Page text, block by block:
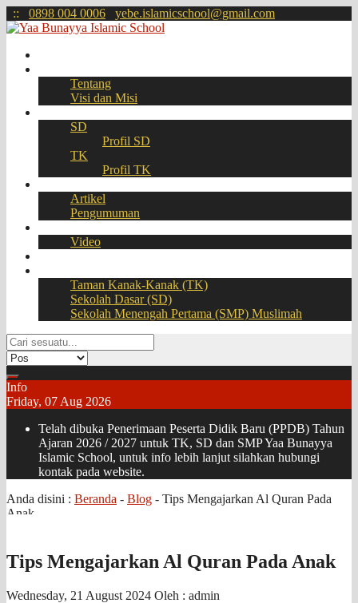
:: 0898 004 0006 yebe.islamicschool@gmail.com
Tentang
Visi dan Misi
SD
Profil SD
TK
Profil TK
Artikel
Pengumuman
Video
Taman Kanak-Kanak (TK)
Sekolah Dasar (SD)
Sekolah Menengah Pertama (SMP) Muslimah
Info
Friday, 07 Aug 2026
Telah dibuka Penerimaan Peserta Didik Baru (PPDB) Tahun
Ajaran 2026 / 2027 untuk TK, SD dan SMP Yaa Bunayya
Islamic School, untuk info lebih lanjut silahkan hubungi
kontak pada website.
Anda disini : Beranda - Blog - Tips Mengajarkan Al Quran Pada
Anak
Tips Mengajarkan Al Quran Pada Anak
Wednesday, 21 August 2024 Oleh : admin